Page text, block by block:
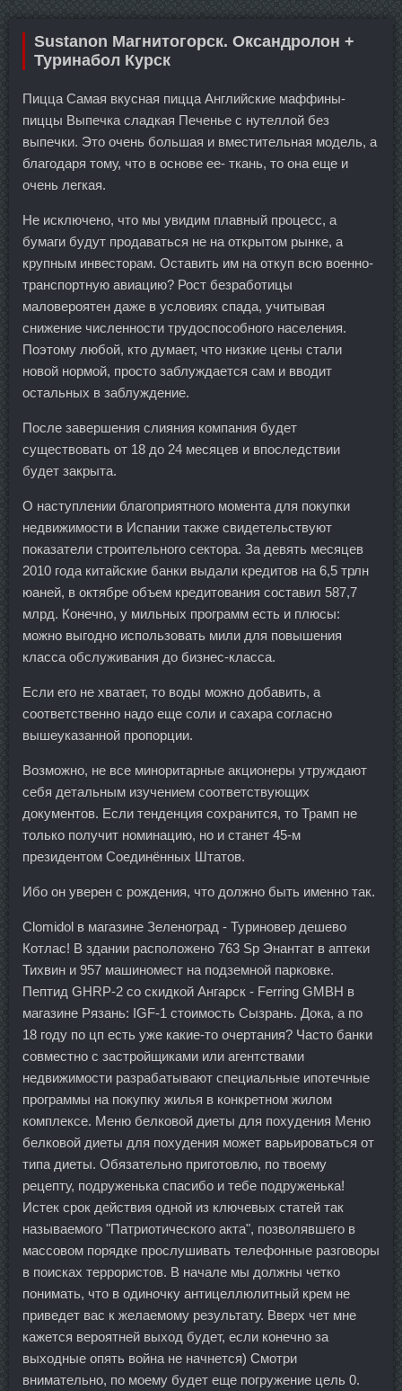
Sustanon Магнитогорск. Оксандролон +
Туринабол Курск
Пицца Самая вкусная пицца Английские маффины-
пиццы Выпечка сладкая Печенье с нутеллой без
выпечки. Это очень большая и вместительная модель, а
благодаря тому, что в основе ее- ткань, то она еще и
очень легкая.
Не исключено, что мы увидим плавный процесс, а
бумаги будут продаваться не на открытом рынке, а
крупным инвесторам. Оставить им на откуп всю военно-
транспортную авиацию? Рост безработицы
маловероятен даже в условиях спада, учитывая
снижение численности трудоспособного населения.
Поэтому любой, кто думает, что низкие цены стали
новой нормой, просто заблуждается сам и вводит
остальных в заблуждение.
После завершения слияния компания будет
существовать от 18 до 24 месяцев и впоследствии
будет закрыта.
О наступлении благоприятного момента для покупки
недвижимости в Испании также свидетельствуют
показатели строительного сектора. За девять месяцев
2010 года китайские банки выдали кредитов на 6,5 трлн
юаней, в октябре объем кредитования составил 587,7
млрд. Конечно, у мильных программ есть и плюсы:
можно выгодно использовать мили для повышения
класса обслуживания до бизнес-класса.
Если его не хватает, то воды можно добавить, а
соответственно надо еще соли и сахара согласно
вышеуказанной пропорции.
Возможно, не все миноритарные акционеры утруждают
себя детальным изучением соответствующих
документов. Если тенденция сохранится, то Трамп не
только получит номинацию, но и станет 45-м
президентом Соединённых Штатов.
Ибо он уверен с рождения, что должно быть именно так.
Clomidol в магазине Зеленоград - Туриновер дешево
Котлас! В здании расположено 763 Sp Энантат в аптеки
Тихвин и 957 машиномест на подземной парковке.
Пептид GHRP-2 со скидкой Ангарск - Ferring GMBH в
магазине Рязань: IGF-1 стоимость Сызрань. Дока, а по
18 году по цп есть уже какие-то очертания? Часто банки
совместно с застройщиками или агентствами
недвижимости разрабатывают специальные ипотечные
программы на покупку жилья в конкретном жилом
комплексе. Меню белковой диеты для похудения Меню
белковой диеты для похудения может варьироваться от
типа диеты. Обязательно приготовлю, по твоему
рецепту, подруженька спасибо и тебе подруженька!
Истек срок действия одной из ключевых статей так
называемого "Патриотического акта", позволявшего в
массовом порядке прослушивать телефонные разговоры
в поисках террористов. В начале мы должны четко
понимать, что в одиночку антицеллюлитный крем не
приведет вас к желаемому результату. Вверх чет мне
кажется вероятней выход будет, если конечно за
выходные опять война не начнется) Смотри
внимательно, по моему будет еще погружение цель 0.